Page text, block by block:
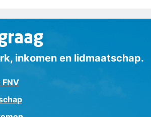
inkomen en lidmaatschap.